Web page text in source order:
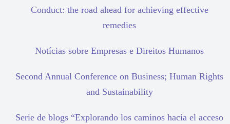
Conduct: the road ahead for achieving effective
remedies
Notícias sobre Empresas e Direitos Humanos
Second Annual Conference on Business; Human Rights
and Sustainability
Serie de blogs “Explorando los caminos hacia el acceso